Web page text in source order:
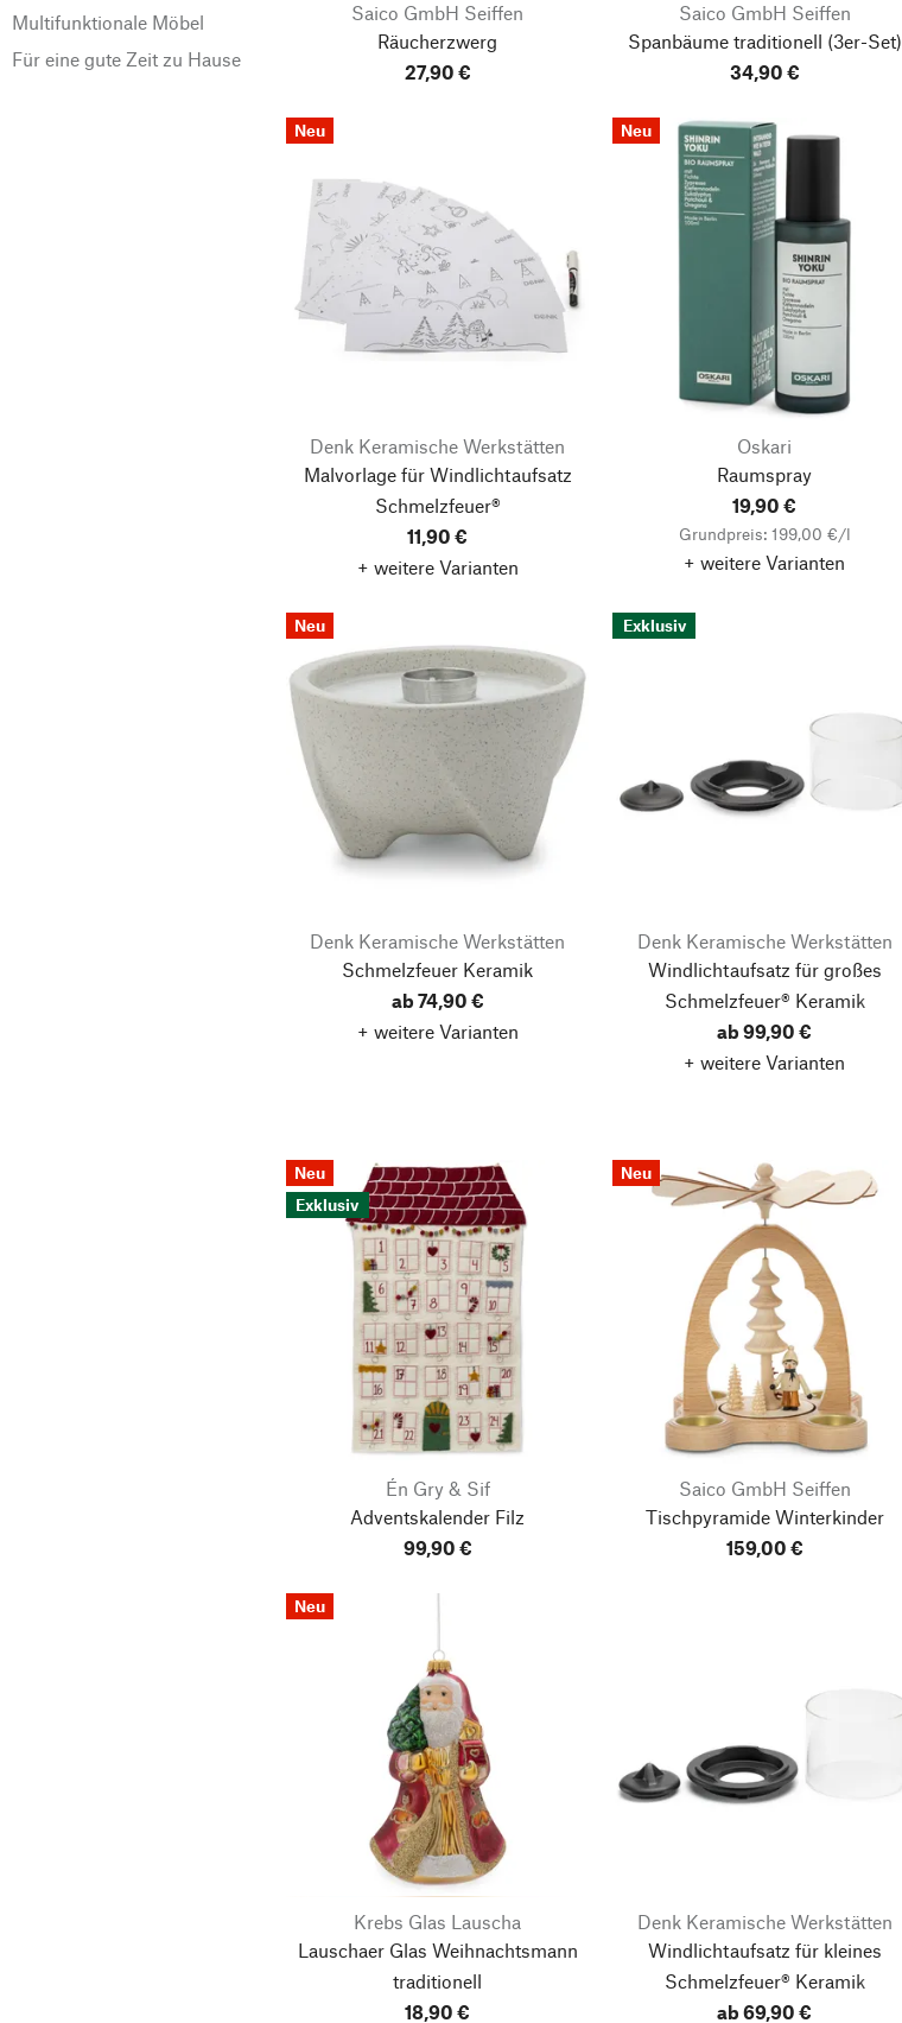
Diederich/Moustakidis
Drechslerei Lettmeyer
Multifunktionale Möbel
Für eine gute Zeit zu Hause
Saico GmbH Seiffen
Räucherzwerg
27,90 €
Saico GmbH Seiffen
Spanbäume traditionell (3er-Set)
34,90 €
Neu
Denk Keramische Werkstätten
Malvorlage für Windlichtaufsatz
Schmelzfeuer®
11,90 €
+ weitere Varianten
Neu
Oskari
Raumspray
19,90 €
Grundpreis: 199,00 €/l
+ weitere Varianten
Neu
Denk Keramische Werkstätten
Schmelzfeuer Keramik
ab 74,90 €
+ weitere Varianten
Exklusiv
Denk Keramische Werkstätten
Windlichtaufsatz für großes
Schmelzfeuer® Keramik
ab 99,90 €
+ weitere Varianten
Neu
Exklusiv
Én Gry & Sif
Adventskalender Filz
99,90 €
Neu
Saico GmbH Seiffen
Tischpyramide Winterkinder
159,00 €
Neu
Krebs Glas Lauscha
Lauschaer Glas Weihnachtsmann
traditionell
18,90 €
Denk Keramische Werkstätten
Windlichtaufsatz für kleines
Schmelzfeuer® Keramik
ab 69,90 €